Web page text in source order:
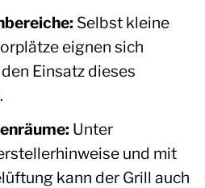
Selbst kleine
eignen sich
Einsatz dieses
.
Unter
und mit
kann der Grill auch